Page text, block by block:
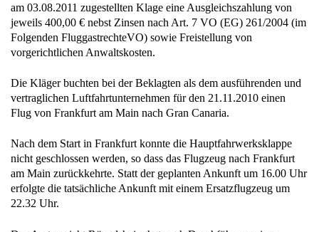
am 03.08.2011 zugestellten Klage eine Ausgleichszahlung von
jeweils 400,00 € nebst Zinsen nach Art. 7 VO (EG) 261/2004 (im
Folgenden FluggastrechteVO) sowie Freistellung von
vorgerichtlichen Anwaltskosten.
Die Kläger buchten bei der Beklagten als dem ausführenden und
vertraglichen Luftfahrtunternehmen für den 21.11.2010 einen
Flug von Frankfurt am Main nach Gran Canaria.
Nach dem Start in Frankfurt konnte die Hauptfahrwerksklappe
nicht geschlossen werden, so dass das Flugzeug nach Frankfurt
am Main zurückkehrte. Statt der geplanten Ankunft um 16.00 Uhr
erfolgte die tatsächliche Ankunft mit einem Ersatzflugzeug um
22.32 Uhr.